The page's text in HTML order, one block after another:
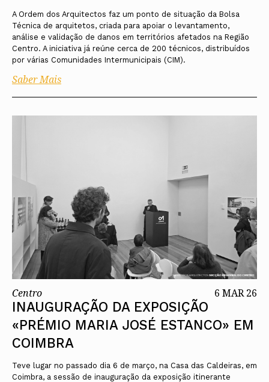
A Ordem dos Arquitectos faz um ponto de situação da Bolsa
Técnica de arquitetos, criada para apoiar o levantamento,
análise e validação de danos em territórios afetados na Região
Centro. A iniciativa já reúne cerca de 200 técnicos, distribuídos
por várias Comunidades Intermunicipais (CIM).
Saber Mais
Centro 6 MAR 26
INAUGURAÇÃO DA EXPOSIÇÃO
«PRÉMIO MARIA JOSÉ ESTANCO» EM
COIMBRA
Teve lugar no passado dia 6 de março, na Casa das Caldeiras, em
Coimbra, a sessão de inauguração da exposição itinerante